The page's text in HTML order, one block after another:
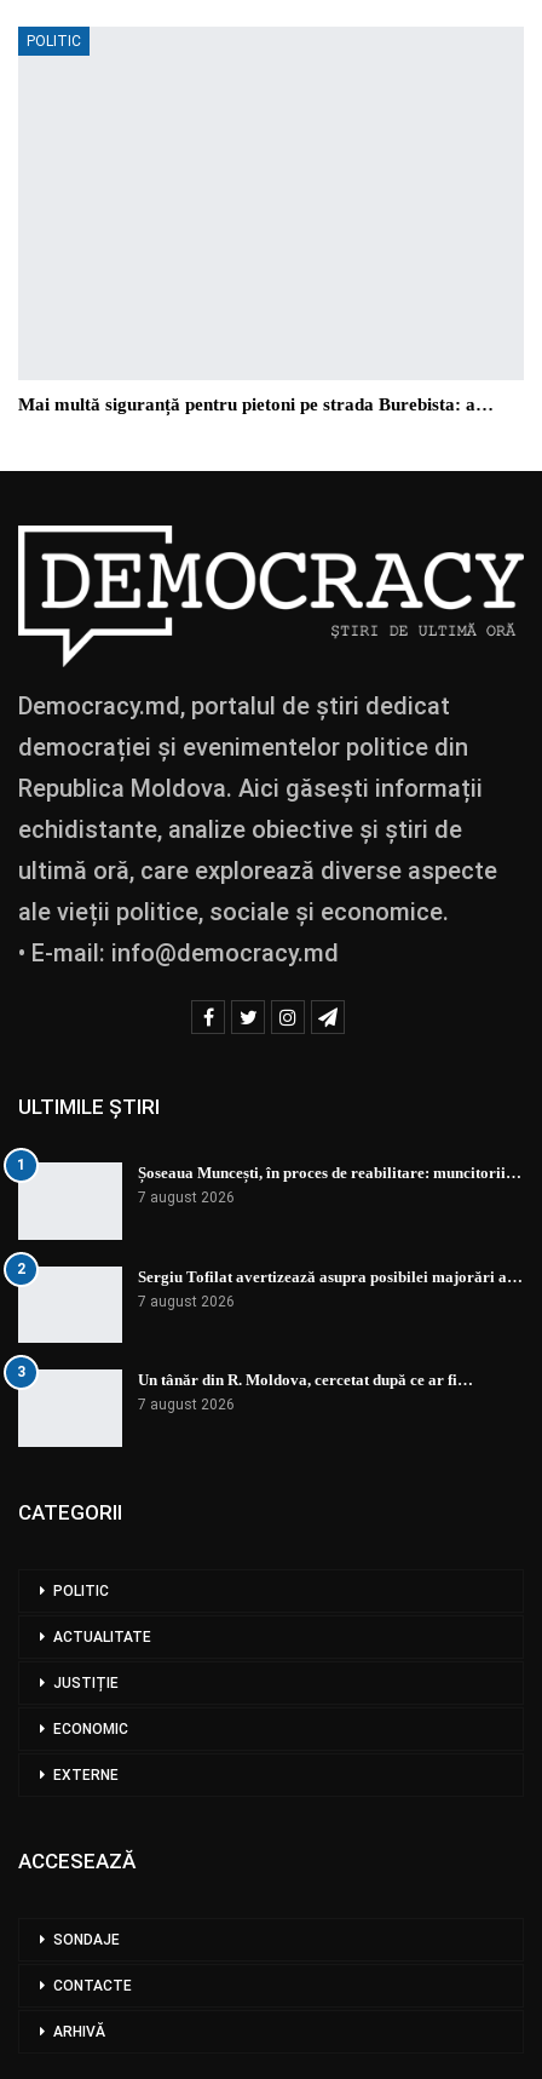
POLITIC
Mai multă siguranță pentru pietoni pe strada Burebista: a…
Democracy.md, portalul de știri dedicat
democrației și evenimentelor politice din
Republica Moldova. Aici găsești informații
echidistante, analize obiective și știri de
ultimă oră, care explorează diverse aspecte
ale vieții politice, sociale și economice.
• E-mail: info@democracy.md
ULTIMILE ȘTIRI
1 Șoseaua Muncești, în proces de reabilitare: muncitorii…
7 august 2026
2 Sergiu Tofilat avertizează asupra posibilei majorări a…
7 august 2026
3 Un tânăr din R. Moldova, cercetat după ce ar fi…
7 august 2026
CATEGORII
POLITIC
ACTUALITATE
JUSTIȚIE
ECONOMIC
EXTERNE
ACCESEAZĂ
SONDAJE
CONTACTE
ARHIVĂ